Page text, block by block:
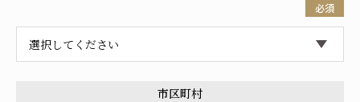
必須
市区町村